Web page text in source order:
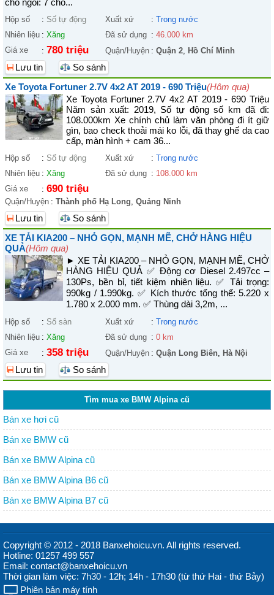
chỗ ngồi: 7 chỗ...
Hộp số : Số tự động Xuất xứ : Trong nước
Nhiên liệu : Xăng Đã sử dụng : 46.000 km
Giá xe
: 780 triệu Quận/Huyện : Quận 2, Hồ Chí Minh
Lưu tin
So sánh
Xe Toyota Fortuner 2.7V 4x2 AT 2019 - 690 Triệu(Hôm qua)
Xe Toyota Fortuner 2.7V 4x2 AT 2019 - 690 Triệu
Năm sản xuất: 2019, Số tự động số km đã đi:
108.000km Xe chính chủ làm văn phòng đi ít giữ
gìn, bao check thoải mái ko lỗi, đã thay ghế da cao
cấp, màn hình + cam 36...
Hộp số : Số tự động Xuất xứ : Trong nước
Nhiên liệu : Xăng Đã sử dụng : 108.000 km
Giá xe
: 690 triệu
Quận/Huyện : Thành phố Hạ Long, Quảng Ninh
Lưu tin
So sánh
XE TẢI KIA200 – NHỎ GỌN, MẠNH MẼ, CHỞ HÀNG HIỆU
QUẢ(Hôm qua)
► XE TẢI KIA200 – NHỎ GỌN, MẠNH MẼ, CHỞ
HÀNG HIỆU QUẢ ✅ Động cơ Diesel 2.497cc –
130Ps, bền bỉ, tiết kiệm nhiên liệu. ✅ Tải trọng:
990kg / 1.990kg. ✅ Kích thước tổng thể: 5.220 x
1.780 x 2.000 mm. ✅ Thùng dài 3,2m, ...
Hộp số : Số sàn Xuất xứ : Trong nước
Nhiên liệu : Xăng Đã sử dụng : 0 km
Giá xe
: 358 triệu Quận/Huyện : Quận Long Biên, Hà Nội
Lưu tin So sánh
Tìm mua xe BMW Alpina cũ
Bán xe hơi cũ
Bán xe BMW cũ
Bán xe BMW Alpina cũ
Bán xe BMW Alpina B6 cũ
Bán xe BMW Alpina B7 cũ
Copyright © 2012 - 2018 Banxehoicu.vn. All rights reserved.
Hotline: 01257 499 557
Email: contact@banxehoicu.vn
Thời gian làm việc: 7h30 - 12h; 14h - 17h30 (từ thứ Hai - thứ Bảy)
Phiên bản máy tính